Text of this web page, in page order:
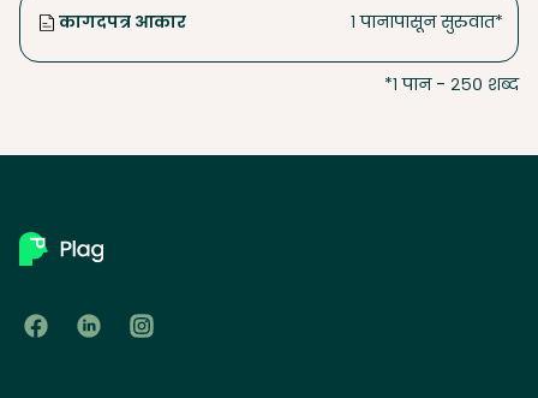
कागदपत्र आकार १ पानापासून सुरुवात*
*१ पान - २५० शब्द